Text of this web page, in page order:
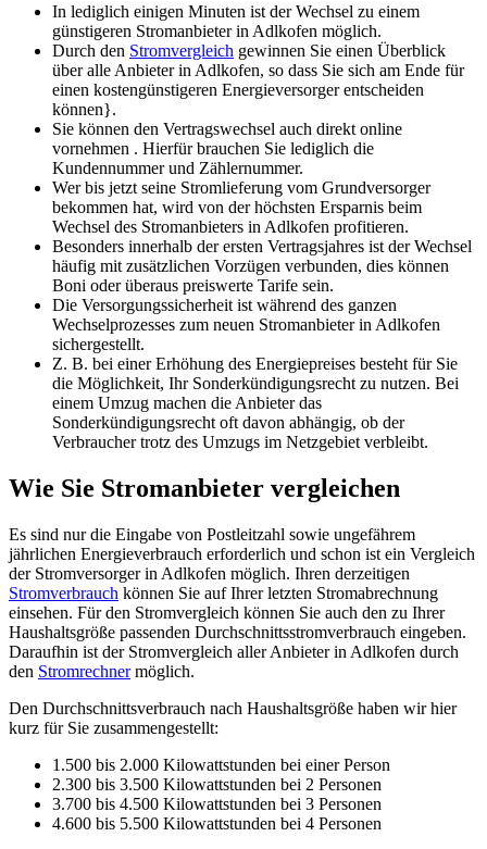
In lediglich einigen Minuten ist der Wechsel zu einem
günstigeren Stromanbieter in Adlkofen möglich.
Durch den Stromvergleich gewinnen Sie einen Überblick
über alle Anbieter in Adlkofen, so dass Sie sich am Ende für
einen kostengünstigeren Energieversorger entscheiden
können}.
Sie können den Vertragswechsel auch direkt online
vornehmen . Hierfür brauchen Sie lediglich die
Kundennummer und Zählernummer.
Wer bis jetzt seine Stromlieferung vom Grundversorger
bekommen hat, wird von der höchsten Ersparnis beim
Wechsel des Stromanbieters in Adlkofen profitieren.
Besonders innerhalb der ersten Vertragsjahres ist der Wechsel
häufig mit zusätzlichen Vorzügen verbunden, dies können
Boni oder überaus preiswerte Tarife sein.
Die Versorgungssicherheit ist während des ganzen
Wechselprozesses zum neuen Stromanbieter in Adlkofen
sichergestellt.
Z. B. bei einer Erhöhung des Energiepreises besteht für Sie
die Möglichkeit, Ihr Sonderkündigungsrecht zu nutzen. Bei
einem Umzug machen die Anbieter das
Sonderkündigungsrecht oft davon abhängig, ob der
Verbraucher trotz des Umzugs im Netzgebiet verbleibt.
Wie Sie Stromanbieter vergleichen
Es sind nur die Eingabe von Postleitzahl sowie ungefährem
jährlichen Energieverbrauch erforderlich und schon ist ein Vergleich
der Stromversorger in Adlkofen möglich. Ihren derzeitigen
Stromverbrauch können Sie auf Ihrer letzten Stromabrechnung
einsehen. Für den Stromvergleich können Sie auch den zu Ihrer
Haushaltsgröße passenden Durchschnittsstromverbrauch eingeben.
Daraufhin ist der Stromvergleich aller Anbieter in Adlkofen durch
den Stromrechnermöglich.
Den Durchschnittsverbrauch nach Haushaltsgröße haben wir hier
kurz für Sie zusammengestellt:
1.500 bis 2.000 Kilowattstunden bei einer Person
2.300 bis 3.500 Kilowattstunden bei 2 Personen
3.700 bis 4.500 Kilowattstunden bei 3 Personen
4.600 bis 5.500 Kilowattstunden bei 4 Personen